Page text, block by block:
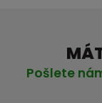
Pošlete